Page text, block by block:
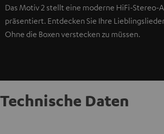
Das Motiv 2 stellt eine moderne HiFi-Stereo-
präsentiert. Entdecken Sie Ihre
Ohne die Boxen verstecken zu müssen.
Technische Daten